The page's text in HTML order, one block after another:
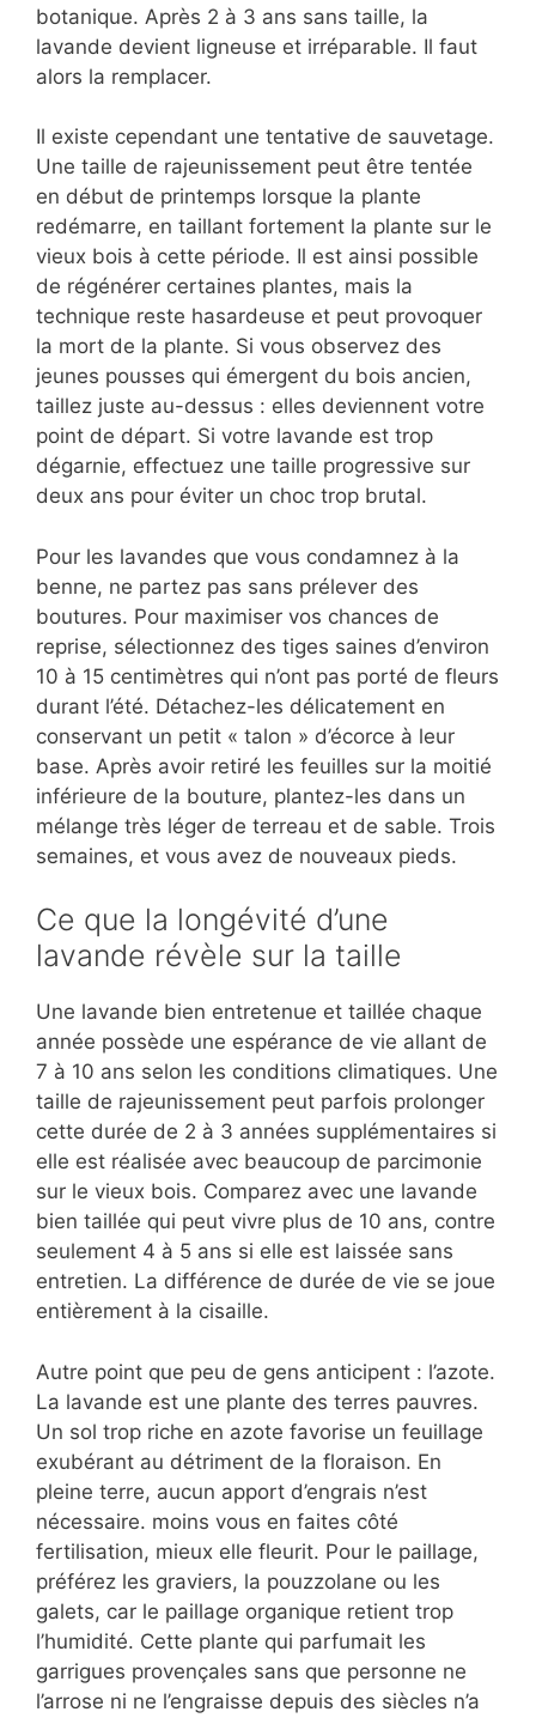
botanique. Après 2 à 3 ans sans taille, la
lavande devient ligneuse et irréparable. Il faut
alors la remplacer.
Il existe cependant une tentative de sauvetage.
Une taille de rajeunissement peut être tentée
en début de printemps lorsque la plante
redémarre, en taillant fortement la plante sur le
vieux bois à cette période. Il est ainsi possible
de régénérer certaines plantes, mais la
technique reste hasardeuse et peut provoquer
la mort de la plante. Si vous observez des
jeunes pousses qui émergent du bois ancien,
taillez juste au-dessus : elles deviennent votre
point de départ. Si votre lavande est trop
dégarnie, effectuez une taille progressive sur
deux ans pour éviter un choc trop brutal.
Pour les lavandes que vous condamnez à la
benne, ne partez pas sans prélever des
boutures. Pour maximiser vos chances de
reprise, sélectionnez des tiges saines d’environ
10 à 15 centimètres qui n’ont pas porté de fleurs
durant l’été. Détachez-les délicatement en
conservant un petit « talon » d’écorce à leur
base. Après avoir retiré les feuilles sur la moitié
inférieure de la bouture, plantez-les dans un
mélange très léger de terreau et de sable. Trois
semaines, et vous avez de nouveaux pieds.
Ce que la longévité d’une
lavande révèle sur la taille
Une lavande bien entretenue et taillée chaque
année possède une espérance de vie allant de
7 à 10 ans selon les conditions climatiques. Une
taille de rajeunissement peut parfois prolonger
cette durée de 2 à 3 années supplémentaires si
elle est réalisée avec beaucoup de parcimonie
sur le vieux bois. Comparez avec une lavande
bien taillée qui peut vivre plus de 10 ans, contre
seulement 4 à 5 ans si elle est laissée sans
entretien. La différence de durée de vie se joue
entièrement à la cisaille.
Autre point que peu de gens anticipent : l’azote.
La lavande est une plante des terres pauvres.
Un sol trop riche en azote favorise un feuillage
exubérant au détriment de la floraison. En
pleine terre, aucun apport d’engrais n’est
nécessaire. moins vous en faites côté
fertilisation, mieux elle fleurit. Pour le paillage,
préférez les graviers, la pouzzolane ou les
galets, car le paillage organique retient trop
l’humidité. Cette plante qui parfumait les
garrigues provençales sans que personne ne
l’arrose ni ne l’engraisse depuis des siècles n’a